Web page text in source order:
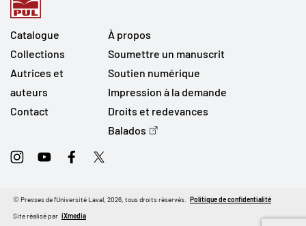
Catalogue
Collections
Autrices et
auteurs
Contact
À propos
Soumettre un manuscrit
Soutien numérique
Impression à la demande
Droits et redevances
Balados
InstagramYoutubeFacebookTwitter
Site réalisé par iXmedia
© Presses de l'Université Laval, 2026, tous droits réservés. Politique de confidentialité